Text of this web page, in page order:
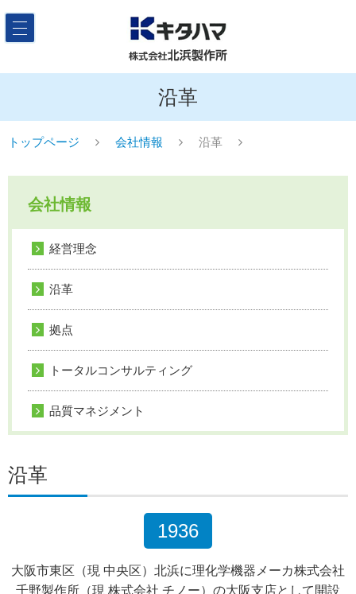
沿革
トップページ 会社情報 沿革
会社情報
経営理念
沿革
拠点
トータルコンサルティング
品質マネジメント
沿革
1936
大阪市東区（現 中央区）北浜に理化学機器メーカ株式会社
千野製作所（現 株式会社 チノー）の大阪支店として開設